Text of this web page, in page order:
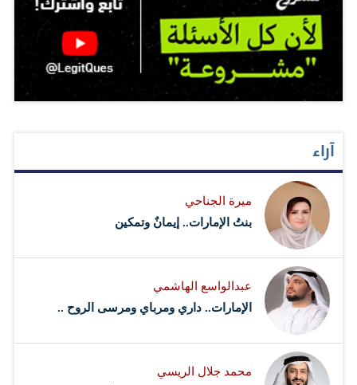
آراء
ميرة الجناحي
بنتُ الإمارات.. إيمانٌ وتمكين
عبدالواسع الهاشمي
الإمارات.. داري ومرباي ومرسى الروح ..
محمد جلال الريسي